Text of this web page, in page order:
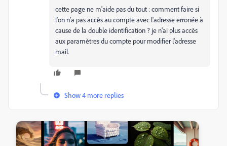
cette page ne m'aide pas du tout : comment faire si
l'on n'a pas accès au compte avec l'adresse erronée à
cause de la double identification ? je n'ai plus accès
aux paramètres du compte pour modifier l'adresse
mail.
Show 4 more replies